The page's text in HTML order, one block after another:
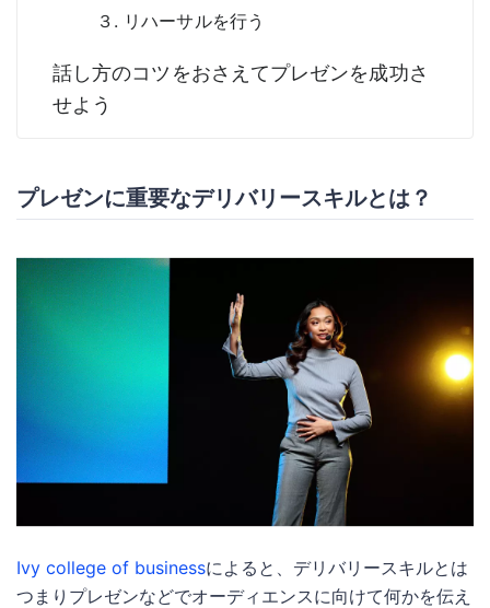
３. リハーサルを行う
話し方のコツをおさえてプレゼンを成功さ
せよう
プレゼンに重要なデリバリースキルとは？
Ivy college of businessによると、デリバリースキルとは
つまりプレゼンなどでオーディエンスに向けて何かを伝え